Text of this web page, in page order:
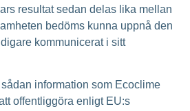
resultat sedan delas lika mellan
bedöms kunna uppnå den
kommunicerat i sitt
information som Ecoclime
offentliggöra enligt EU:s